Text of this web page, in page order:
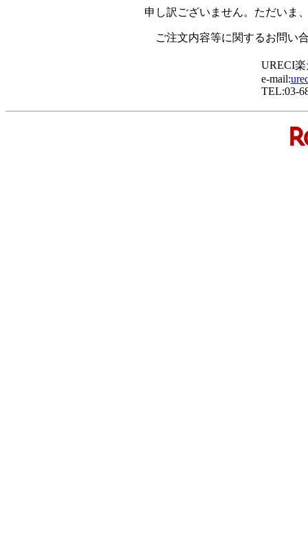
申し訳ございません。ただいま
ご注文内容等に関するお問い
URECI
e-mail:
TEL:03-